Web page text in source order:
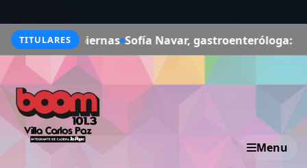
TITULARES
piernas Sofía Navar, gastroenteróloga: "No existe
Menu